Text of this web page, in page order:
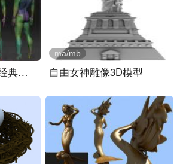
国外大师级雕刻的经典男人.. 自由女神雕像3D模型
ma/mb